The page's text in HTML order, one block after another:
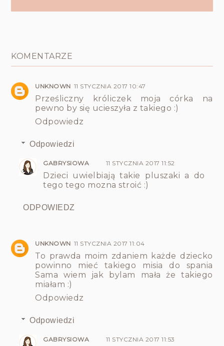
KOMENTARZE
UNKNOWN 11 STYCZNIA 2017 10:47
Prześliczny króliczek moja córka na
pewno by się ucieszyła z takiego :)
Odpowiedz
Odpowiedzi
GABRYSIOWA 11 STYCZNIA 2017 11:52
Dzieci uwielbiają takie pluszaki a do
tego tego mozna stroić :)
ODPOWIEDZ
UNKNOWN 11 STYCZNIA 2017 11:04
To prawda moim zdaniem każde dziecko
powinno mieć takiego misia do spania
Sama wiem jak bylam mała że takiego
miałam :)
Odpowiedz
Odpowiedzi
GABRYSIOWA 11 STYCZNIA 2017 11:53